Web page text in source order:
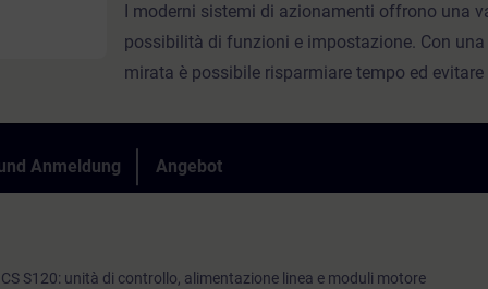
I moderni sistemi di azionamenti offrono una
possibilità di funzioni e impostazione. Con una
mirata è possibile risparmiare tempo ed
gestire l'impostazione dei parametri e il
con il software SINAMICS Starter. Con una
Anmeldung Angebot
S120: unità di controllo, alimentazione linea e moduli motore